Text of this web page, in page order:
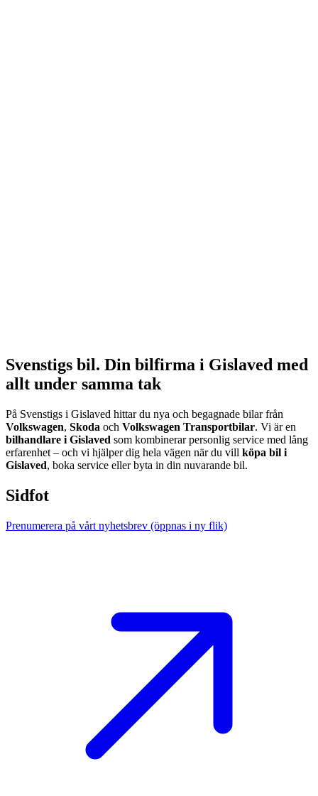
Svenstigs bil. Din bilfirma i Gislaved med
allt under samma tak
På Svenstigs i Gislaved hittar du nya och begagnade bilar från
Volkswagen, Skoda och Volkswagen Transportbilar. Vi är en
bilhandlare i Gislaved som kombinerar personlig service med lång
erfarenhet – och vi hjälper dig hela vägen när du vill köpa bil i
Gislaved, boka service eller byta in din nuvarande bil.
Sidfot
Prenumerera på vårt nyhetsbrev (öppnas i ny flik)